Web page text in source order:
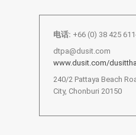
电话: +66 (0) 38 425
dtpa@dusit.com
www.dusit.com/
240/2 Pattaya Beach
City, Chonburi 20150